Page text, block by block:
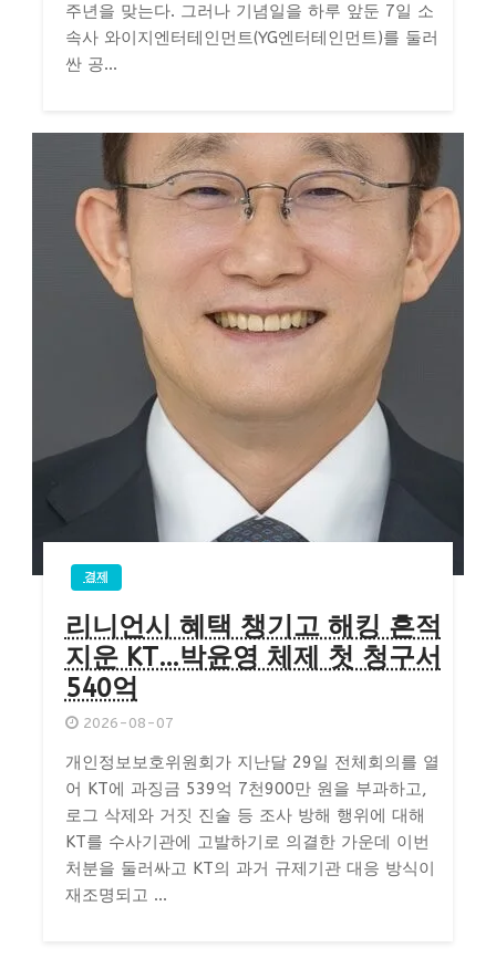
주년을 맞는다. 그러나 기념일을 하루 앞둔 7일 소
속사 와이지엔터테인먼트(YG엔터테인먼트)를 둘러
싼 공...
경제
리니언시 혜택 챙기고 해킹 흔적
지운 KT…박윤영 체제 첫 청구서
540억
2026-08-07
개인정보보호위원회가 지난달 29일 전체회의를 열
어 KT에 과징금 539억 7천900만 원을 부과하고,
로그 삭제와 거짓 진술 등 조사 방해 행위에 대해
KT를 수사기관에 고발하기로 의결한 가운데 이번
처분을 둘러싸고 KT의 과거 규제기관 대응 방식이
재조명되고 ...